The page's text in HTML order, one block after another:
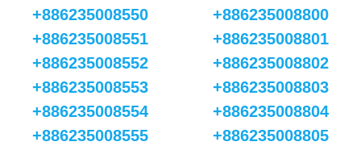
+886235008550
+886235008551
+886235008552
+886235008553
+886235008554
+886235008555
+886235008800
+886235008801
+886235008802
+886235008803
+886235008804
+886235008805